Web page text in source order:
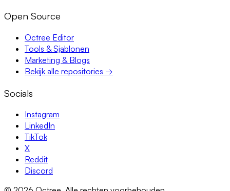
Open Source
Octree Editor
Tools & Sjablonen
Marketing & Blogs
Bekijk alle repositories →
Socials
Instagram
LinkedIn
TikTok
X
Reddit
Discord